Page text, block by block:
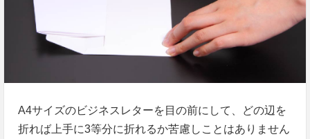
A4サイズのビジネスレターを目の前にして、どの辺を
折れば上手に3等分に折れるか苦慮しことはありません